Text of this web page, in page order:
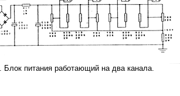
Блок питанияработающий на два канала.